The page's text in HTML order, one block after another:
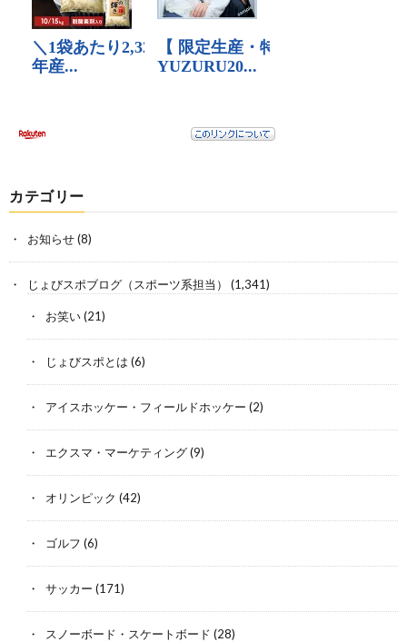
カテゴリー
お知らせ(8)
じょびスポブログ（スポーツ系担当） (1,341)
お笑い(21)
じょびスポとは (6)
アイスホッケー・フィールドホッケー (2)
エクスマ・マーケティング(9)
オリンピック (42)
ゴルフ (6)
サッカー (171)
スノーボード・スケートボード (28)